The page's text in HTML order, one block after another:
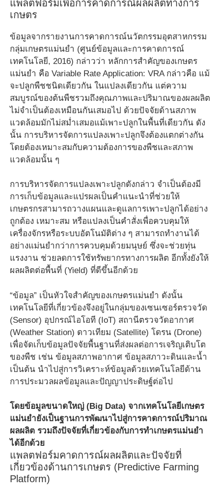
แพลตฟอร์มเพื่อการคาดการณ์ผลผลิตทางการ
เกษตร
ข้อมูลจากรายงานการคาดการณ์นวัตกรรมอุตสาหกรรม
กลุ่มเกษตรแม่นยำ (ศูนย์ข้อมูลและการคาดการณ์
เทคโนโลยี, 2016) กล่าวว่า หลักการสำคัญของเกษตร
แม่นยำ คือ Variable Rate Application: VRA กล่าวคือ แม้
จะปลูกพืชชนิดเดียวกัน ในแปลงเดียวกัน แต่ความ
สมบูรณ์ของต้นพืชรวมถึงคุณภาพและปริมาณของผลผลิต
ไม่จำเป็นต้องเหมือนกันเสมอไป ด้วยปัจจัยด้านสภาพ
แวดล้อมมักไม่สม่ำเสมอแม้เพาะปลูกในพื้นที่เดียวกัน ดัง
นั้น การบริหารจัดการแปลงเพาะปลูกจึงต้องแตกต่างกัน
โดยต้องเหมาะสมกับความต้องการของพืชและสภาพ
แวดล้อมนั้น ๆ
การบริหารจัดการแปลงเพาะปลูกดังกล่าว จำเป็นต้องมี
การเก็บข้อมูลและแปรผลเป็นคำแนะนำที่ช่วยให้
เกษตรกรสามารถวางแผนและดูแลการเพาะปลูกได้อย่าง
ถูกต้อง เหมาะสม หรือแปลงเป็นคำสั่งเพื่อควบคุมให้
เครื่องจักรหรือระบบอัตโนมัติต่าง ๆ สามารถทำงานได้
อย่างแม่นยำกว่าการควบคุมด้วยมนุษย์ ซึ่งจะช่วยทุ่น
แรงงาน ช่วยลดการใช้ทรัพยากรทางการผลิต อีกทั้งยังให้
ผลผลิตต่อพื้นที่ (Yield) ที่ดีขึ้นอีกด้วย
“ข้อมูล” เป็นหัวใจสำคัญของเกษตรแม่นยำ ดังนั้น
เทคโนโลยีที่เกี่ยวข้องจึงอยู่ในกลุ่มของเซนเซอร์ตรวจวัด
(Sensor) อุปกรณ์ไอโอที (IoT) สถานีตรวจวัดอากาศ
(Weather Station) ดาวเทียม (Satellite) โดรน (Drone)
เพื่อจัดเก็บข้อมูลปัจจัยพื้นฐานที่ส่งผลต่อการเจริญเติบโต
ของพืช เช่น ข้อมูลสภาพอากาศ ข้อมูลสภาวะดินและน้ำ
เป็นต้น นำไปสู่การวิเคราะห์ข้อมูลด้วยเทคโนโลยีด้าน
การประมวลผลข้อมูลและปัญญาประดิษฐ์ต่อไป
โดยข้อมูลขนาดใหญ่ (Big Data) จากเทคโนโลยีเกษตร
แม่นยำยังเป็นฐานการพัฒนาไปสู่การคาดการณ์ปริมาณ
ผลผลิต รวมถึงปัจจัยที่เกี่ยวข้องกับการทำเกษตรแม่นยำ
ได้อีกด้วย
แพลตฟอร์มคาดการณ์ผลผลิตและปัจจัยที่
เกี่ยวข้องด้านการเกษตร (Predictive Farming
Platform)